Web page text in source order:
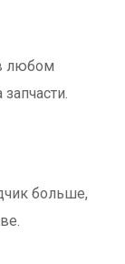
любом
больше,